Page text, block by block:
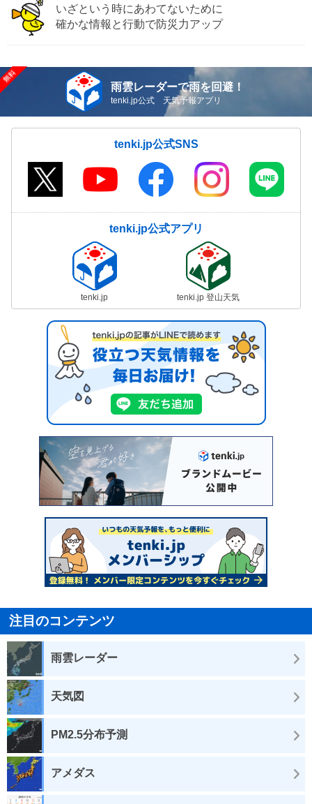
いざという時にあわてないために
確かな情報と行動で防災力アップ
雨雲レーダーで雨を回避！
tenki.jp公式 天気予報アプリ
tenki.jp公式SNS
tenki.jp公式アプリ
tenki.jp tenki.jp 登山天気
注目のコンテンツ
雨雲レーダー
天気図
PM2.5分布予測
アメダス